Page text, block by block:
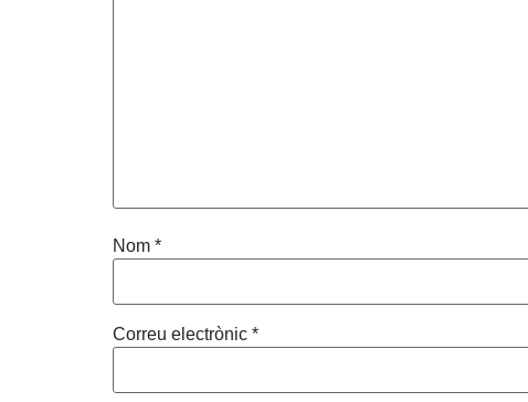
Nom *
Correu electrònic *